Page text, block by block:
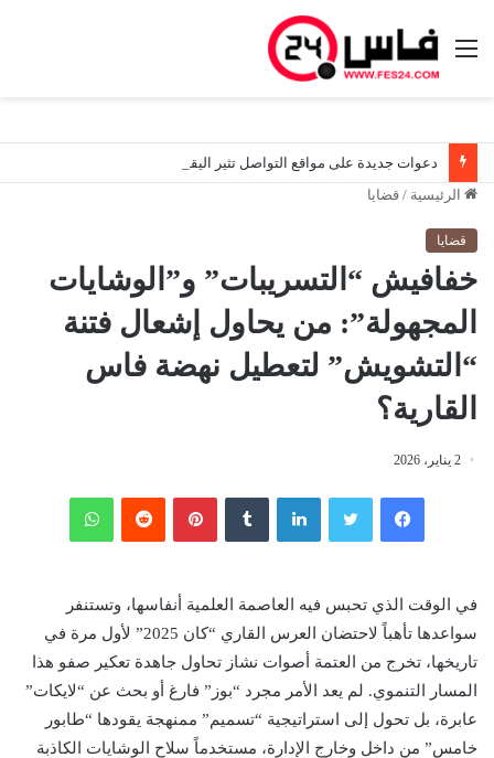
القائمة
الرئيسية / قضايا
قضايا
خفافيش “التسريبات” و”الوشايات
المجهولة”: من يحاول إشعال فتنة
“التشويش” لتعطيل نهضة فاس
القارية؟
2 يناير، 2026
فيسبوك لينكدإن بينتيريست
في الوقت الذي تحبس فيه العاصمة العلمية أنفاسها، وتستنفر
سواعدها تأهباً لاحتضان العرس القاري “كان 2025” لأول مرة في
تاريخها، تخرج من العتمة أصوات نشاز تحاول جاهدة تعكير صفو هذا
المسار التنموي. لم يعد الأمر مجرد “بوز” فارغ أو بحث عن “لايكات”
عابرة، بل تحول إلى استراتيجية “تسميم” ممنهجة يقودها “طابور
خامس” من داخل وخارج الإدارة، مستخدماً سلاح الوشايات الكاذبة